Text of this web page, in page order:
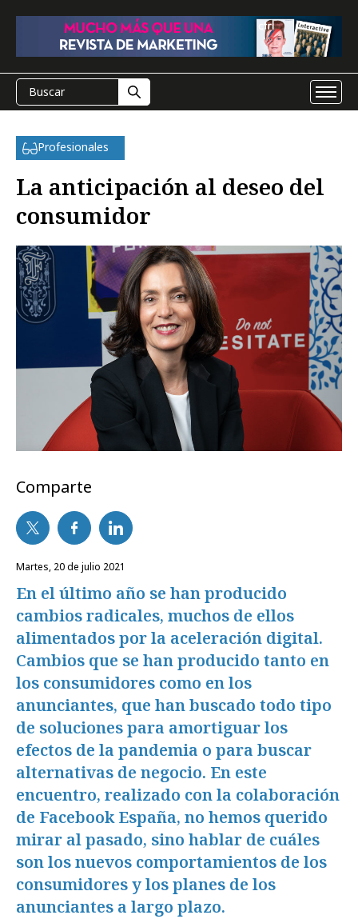
Profesionales
La anticipación al deseo del
consumidor
Comparte
martes, 20 de julio 2021
En el último año se han producido
cambios radicales, muchos de ellos
alimentados por la aceleración digital.
Cambios que se han producido tanto en
los consumidores como en los
anunciantes, que han buscado todo tipo
de soluciones para amortiguar los
efectos de la pandemia o para buscar
alternativas de negocio. En este
encuentro, realizado con la colaboración
de Facebook España, no hemos querido
mirar al pasado, sino hablar de cuáles
son los nuevos comportamientos de los
consumidores y los planes de los
anunciantes a largo plazo.